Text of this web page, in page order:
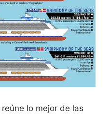
lo mejor de las